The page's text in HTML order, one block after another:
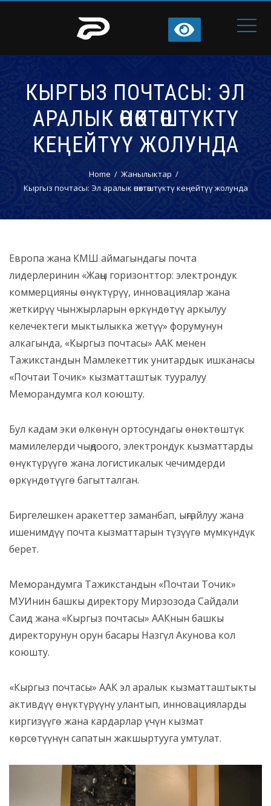
КЫРГЫЗ ПОЧТАСЫ: ЭЛ
АРАЛЫК ӨНӨКТӨШТҮКТҮ
КЕҢЕЙТҮҮ ЖОЛУНДА
Home
Жанылыктар
Кыргыз почтасы: Эл аралык өнөктөштүктү кеңейтүү жолунда
Европа жана КМШ аймагындагы почта
лидерлеринин «Жаңы горизонттор: электрондук
коммерцияны өнүктүрүү, инновациялар жана
жеткирүү чынжырларын өркүндөтүү аркылуу
келечектеги мыктылыкка жетүү» форумунун
алкагында, «Кыргыз почтасы» ААК менен
Тажикстандын Мамлекеттик унитардык ишканасы
«Почтаи Точик» кызматташтык тууралуу
Меморандумга кол коюшту.
Бул кадам эки өлкөнүн ортосундагы өнөктөштүк
мамилелерди чыңдоого, электрондук кызматтарды
өнүктүрүүгө жана логистикалык чечимдерди
өркүндөтүүгө багытталган.
Биргелешкен аракеттер заманбап, ыңгайлуу жана
ишенимдүү почта кызматтарын түзүүгө мүмкүндүк
берет.
Меморандумга Тажикстандын «Почтаи Точик»
МУИнин башкы директору Мирзозода Сайдали
Саид жана «Кыргыз почтасы» ААКнын башкы
директорунун орун басары Назгүл Акунова кол
коюшту.
«Кыргыз почтасы» ААК эл аралык кызматташтыкты
активдүү өнүктүрүүнү улантып, инновацияларды
киргизүүгө жана кардарлар үчүн кызмат
көрсөтүүнүн сапатын жакшыртууга умтулат.